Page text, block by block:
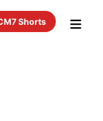
Shorts